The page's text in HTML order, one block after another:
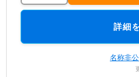
詳細
名称非